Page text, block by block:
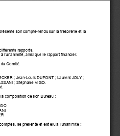
son compte-rendu sur la trésorerie et la
rapports.
à l'unanimité, ainsi que le rapport financier.
Comité.
; Jean-Louis DUPONT ; Laurent JOLY ;
; Stéphane VIGO.
composition de son Bureau :
se présente et est élu à l'unanimité :